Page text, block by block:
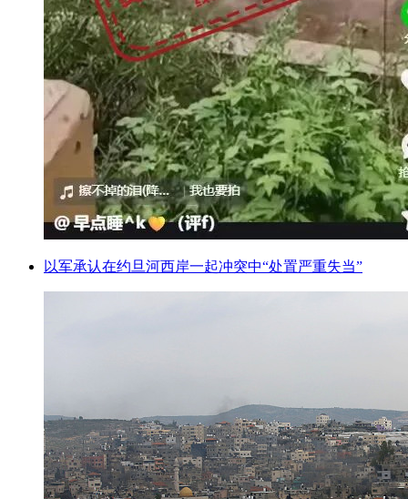
以军承认在约旦河西岸一起冲突中“处置严重失当”